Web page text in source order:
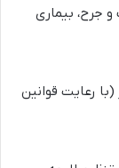
جرح، بیماری
رعایت قوانین